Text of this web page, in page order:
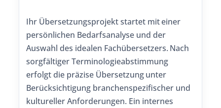
Ihr Übersetzungsprojekt startet mit einer
persönlichen Bedarfsanalyse und der
Auswahl des idealen Fachübersetzers. Nach
sorgfältiger Terminologieabstimmung
erfolgt die präzise Übersetzung unter
Berücksichtigung branchenspezifischer und
kultureller Anforderungen. Ein internes